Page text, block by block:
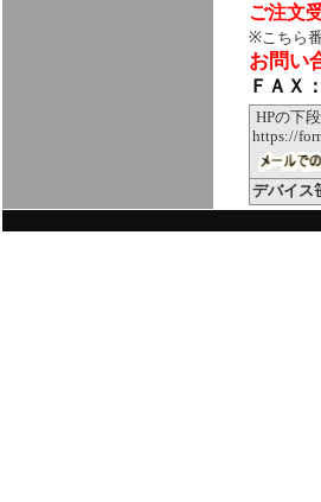
ご注文
※こちら
お問い
ＦＡＸ
HPの下
https://
デバイス